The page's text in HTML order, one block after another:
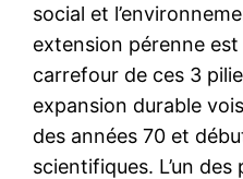
social et
extension pérenne
carrefour de ces 3
expansion durable
des années 70 et
scientifiques. L’un